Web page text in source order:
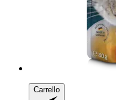
Carrello